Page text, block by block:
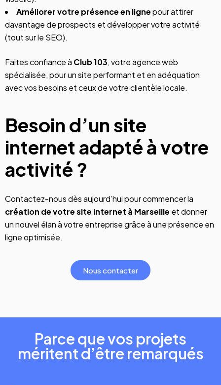
Améliorer votre présence en lignepour attirer
davantage de prospects et développer votre activité
(tout sur le SEO).
Faites confiance à Club 103, votre agence web
spécialisée, pour un site performant et en adéquation
avec vos besoins et ceux de votre clientèle locale.
Besoin d’un site
internet adapté à votre
activité ?
Contactez-nous dès aujourd’hui pour commencer la
création de votre site internet à Marseille et donner
un nouvel élan à votre entreprise grâce à une présence en
ligne optimisée.
Nous contacter
Parce que vos projets
méritent d’être remarqués